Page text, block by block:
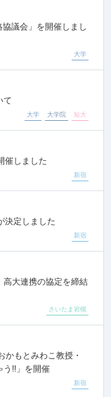
議会」を開催しまし
大学
て
大学 大学院 短大
催しました
新宿
決定しました
新宿
高大連携の協定を締結
さいたま岩槻
かもとみわこ教授・
う!!」を開催
新宿